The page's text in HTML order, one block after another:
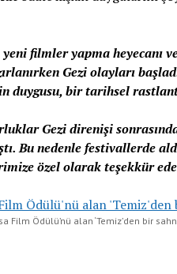
filmler yapma
Gezi olayları
duygusu, bir tarihsel
Gezi direnişi
Bu nedenle festivallerde
özel olarak teşekkür
Film Ödülü’nü alan ‘Temiz’den bir